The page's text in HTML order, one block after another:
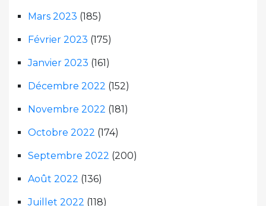
Mars 2023 (185)
Février 2023 (175)
Janvier 2023 (161)
Décembre 2022 (152)
Novembre 2022 (181)
Octobre 2022 (174)
Septembre 2022 (200)
Août 2022 (136)
Juillet 2022 (118)